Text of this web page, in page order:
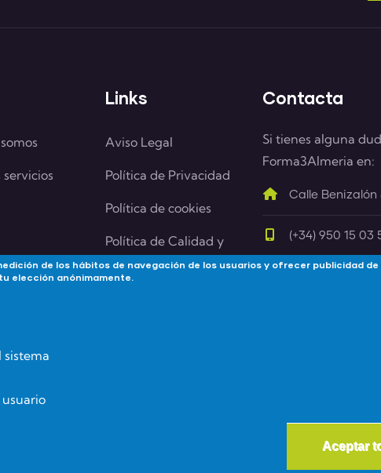
Links
Aviso Legal
Política de Privacidad
Política de cookies
Política de Calidad y
medioambiente
Contacta
Si tienes alguna
Forma3Almeria en:
Calle Benizalón
(+34) 950 15 03
de los hábitos de navegación de los usuarios y ofrecer publicidad
elección anónimamente.
sistema
Aceptar